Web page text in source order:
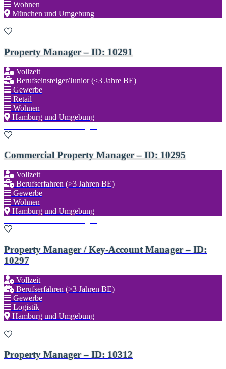
Wohnen
München und Umgebung
Property Manager – ID: 10291
Vollzeit
Berufseinsteiger/Junior (<3 Jahre BE)
Gewerbe
Retail
Wohnen
Hamburg und Umgebung
Commercial Property Manager – ID: 10295
Vollzeit
Berufserfahren (>3 Jahren BE)
Gewerbe
Wohnen
Hamburg und Umgebung
Property Manager / Key-Account Manager – ID:
10297
Vollzeit
Berufserfahren (>3 Jahren BE)
Gewerbe
Logistik
Hamburg und Umgebung
Property Manager – ID: 10312